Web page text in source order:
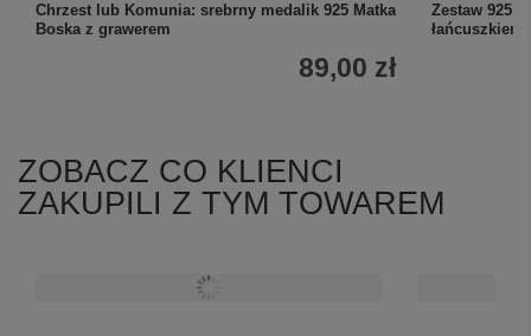
Chrzest lub Komunia: srebrny medalik 925 Matka
Boska z grawerem
89,00 zł
Zestaw 925:
łańcuszkiem
ZOBACZ CO KLIENCI
ZAKUPILI Z TYM TOWAREM